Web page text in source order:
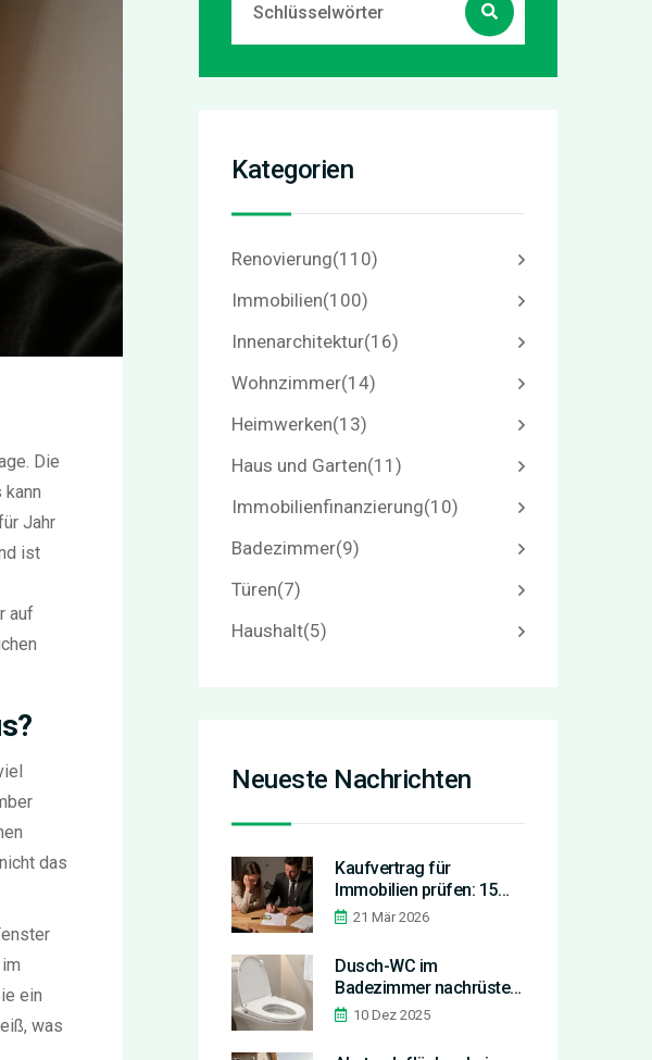
Die
Jahr
ist
auf
das
ein
was
Kategorien
Renovierung(110)
Immobilien(100)
Innenarchitektur(16)
Wohnzimmer(14)
Heimwerken(13)
Haus und Garten(11)
Immobilienfinanzierung(10)
Badezimmer(9)
Türen(7)
Haushalt(5)
Neueste Nachrichten
Kaufvertrag für
Immobilien prüfen: 15
versteckte Fallstricke, die
kommen können
21 Mär 2026
Dusch-WC im
Badezimmer nachrüsten:
So erhöhen Sie Komfort
Bauarbeiten
10 Dez 2025